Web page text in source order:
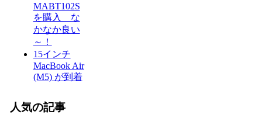
MABT102S
を購入 な
かなか良い
～！
15インチ
MacBook Air
(M5) が到着
人気の記事